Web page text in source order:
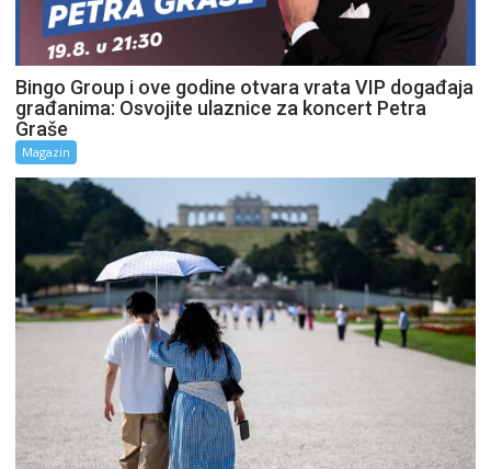
Bingo Group i ove godine otvara vrata VIP događaja
građanima: Osvojite ulaznice za koncert Petra
Graše
Magazin